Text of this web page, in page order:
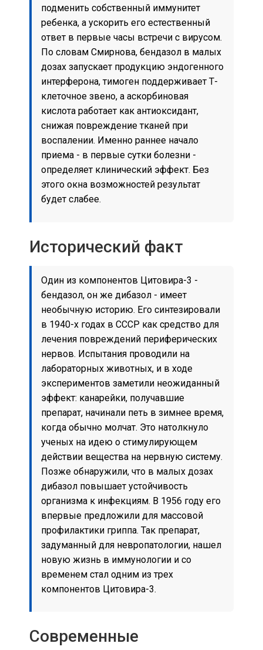
подменить собственный иммунитет
ребенка, а ускорить его естественный
ответ в первые часы встречи с вирусом.
По словам Смирнова, бендазол в малых
дозах запускает продукцию эндогенного
интерферона, тимоген поддерживает Т-
клеточное звено, а аскорбиновая
кислота работает как антиоксидант,
снижая повреждение тканей при
воспалении. Именно раннее начало
приема - в первые сутки болезни -
определяет клинический эффект. Без
этого окна возможностей результат
будет слабее.
Исторический факт
Один из компонентов Цитовира-3 -
бендазол, он же дибазол - имеет
необычную историю. Его синтезировали
в 1940-х годах в СССР как средство для
лечения повреждений периферических
нервов. Испытания проводили на
лабораторных животных, и в ходе
экспериментов заметили неожиданный
эффект: канарейки, получавшие
препарат, начинали петь в зимнее время,
когда обычно молчат. Это натолкнуло
ученых на идею о стимулирующем
действии вещества на нервную систему.
Позже обнаружили, что в малых дозах
дибазол повышает устойчивость
организма к инфекциям. В 1956 году его
впервые предложили для массовой
профилактики гриппа. Так препарат,
задуманный для невропатологии, нашел
новую жизнь в иммунологии и со
временем стал одним из трех
компонентов Цитовира-3.
Современные